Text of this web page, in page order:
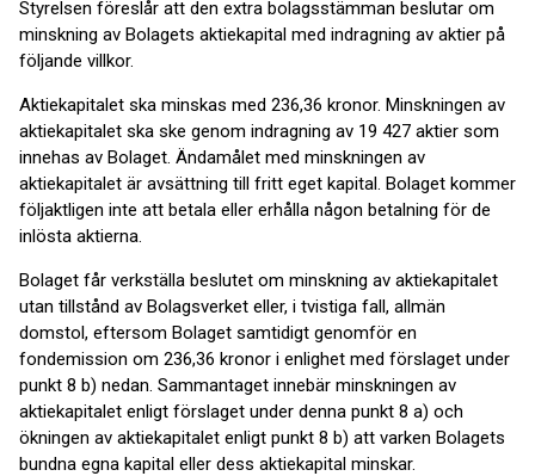
Styrelsen föreslår att den extra bolagsstämman beslutar om
minskning av Bolagets aktiekapital med indragning av aktier på
följande villkor.
Aktiekapitalet ska minskas med 236,36 kronor. Minskningen av
aktiekapitalet ska ske genom indragning av 19 427 aktier som
innehas av Bolaget. Ändamålet med minskningen av
aktiekapitalet är avsättning till fritt eget kapital. Bolaget kommer
följaktligen inte att betala eller erhålla någon betalning för de
inlösta aktierna.
Bolaget får verkställa beslutet om minskning av aktiekapitalet
utan tillstånd av Bolagsverket eller, i tvistiga fall, allmän
domstol, eftersom Bolaget samtidigt genomför en
fondemission om 236,36 kronor i enlighet med förslaget under
punkt 8 b) nedan. Sammantaget innebär minskningen av
aktiekapitalet enligt förslaget under denna punkt 8 a) och
ökningen av aktiekapitalet enligt punkt 8 b) att varken Bolagets
bundna egna kapital eller dess aktiekapital minskar.